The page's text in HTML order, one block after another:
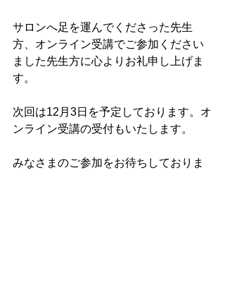
サロンへ足を運んでくださった先生
方、オンライン受講でご参加ください
ました先生方に心よりお礼申し上げま
す。
次回は12月3日を予定しております。オ
ンライン受講の受付もいたします。
みなさまのご参加をお待ちしておりま